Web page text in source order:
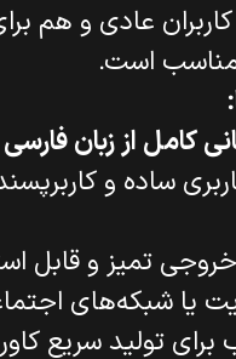
عادی و هم
است.
کامل از زبان
ساده و
تمیز و قابل
یا شبکه‌های
تولید سریع